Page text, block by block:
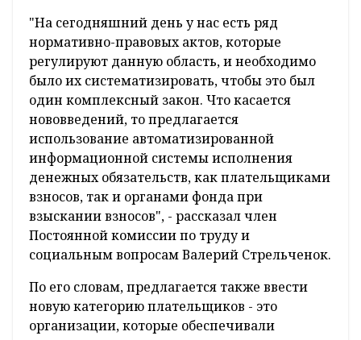
"На сегодняшний день у нас есть ряд
нормативно-правовых актов, которые
регулируют данную область, и необходимо
было их систематизировать, чтобы это был
один комплексный закон. Что касается
нововведений, то предлагается
использование автоматизированной
информационной системы исполнения
денежных обязательств, как плательщиками
взносов, так и органами фонда при
взыскании взносов", - рассказал член
Постоянной комиссии по труду и
социальным вопросам Валерий Стрельченок.
По его словам, предлагается также ввести
новую категорию плательщиков - это
организации, которые обеспечивали